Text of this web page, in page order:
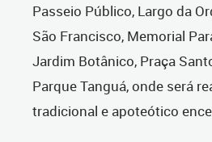
Passeio Público, Largo da
São Francisco, Memorial
Jardim Botânico, Praça
Parque Tanguá, onde será
tradicional e apoteótico